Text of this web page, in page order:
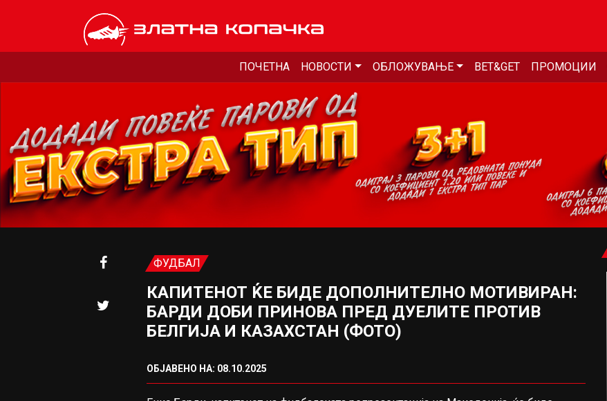
ПОЧЕТНА НОВОСТИ ОБЛОЖУВАЊЕ BET&GET ПРОМОЦИИ
ФУДБАЛ
КАПИТЕНОТ ЌЕ БИДЕ ДОПОЛНИТЕЛНО МОТИВИРАН:
БАРДИ ДОБИ ПРИНОВА ПРЕД ДУЕЛИТЕ ПРОТИВ
БЕЛГИЈА И КАЗАХСТАН (ФОТО)
ОБЈАВЕНО НА: 08.10.2025